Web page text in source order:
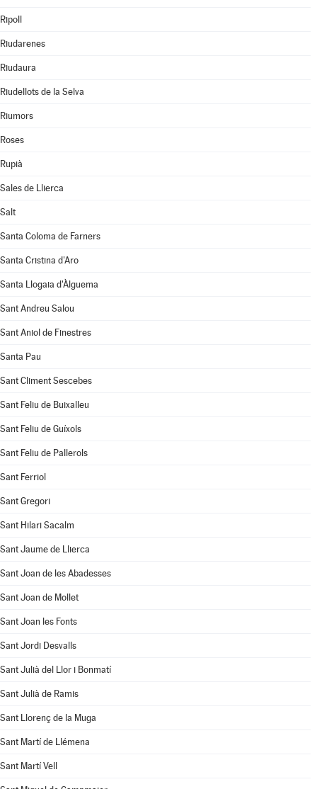
Ripoll
Riudarenes
Riudaura
Riudellots de la Selva
Riumors
Roses
Rupià
Sales de Llierca
Salt
Santa Coloma de Farners
Santa Cristina d'Aro
Santa Llogaia d'Àlguema
Sant Andreu Salou
Sant Aniol de Finestres
Santa Pau
Sant Climent Sescebes
Sant Feliu de Buixalleu
Sant Feliu de Guíxols
Sant Feliu de Pallerols
Sant Ferriol
Sant Gregori
Sant Hilari Sacalm
Sant Jaume de Llierca
Sant Joan de les Abadesses
Sant Joan de Mollet
Sant Joan les Fonts
Sant Jordi Desvalls
Sant Julià del Llor i Bonmatí
Sant Julià de Ramis
Sant Llorenç de la Muga
Sant Martí de Llémena
Sant Martí Vell